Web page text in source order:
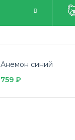
Анемон синий
759 ₽